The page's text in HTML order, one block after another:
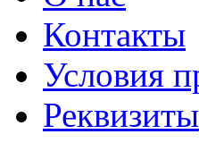
Контакты
Условия
Реквизиты